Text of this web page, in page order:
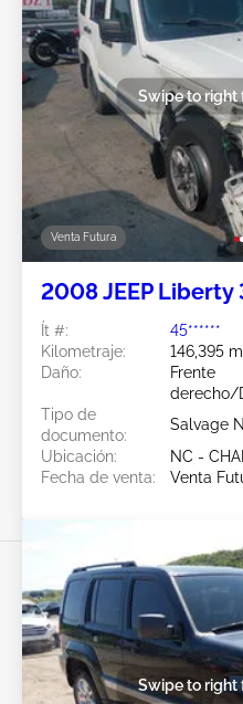
Venta Futura
Swipe to right
2008 JEEP Liberty
Ít #:
45******
Kilometraje:
146,395
Daño:
Frente
derecho/
Tipo de
documento:
Salvage
Ubicación:
NC -
Fecha de venta:
Venta
Swipe to right